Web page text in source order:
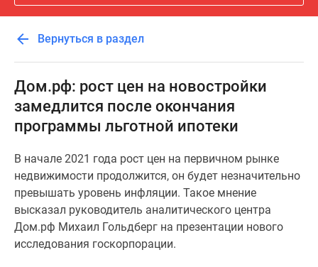
Новостройки
Москвы
Готовые
новостройки
Новостройки
карте
предложения
Коммерческие
помещения
Продавцы
застройщики
Вернуться в раздел
Дом.рф: рост цен на новостройки
замедлится после окончания
программы льготной ипотеки
В начале 2021 года рост цен на первичном рынке
недвижимости продолжится, он будет незначительно
превышать уровень инфляции. Такое мнение
высказал руководитель аналитического центра
Дом.рф Михаил Гольдберг на презентации нового
исследования госкорпорации.